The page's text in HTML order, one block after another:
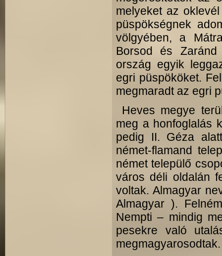
melyeket az
püspökségnek
völgyében, a
Borsod és
ország egyik
egri püspököket.
megmaradt az egri
Heves megye
meg a honfoglalás
pedig II. Géza
német-flamand
német települő
város déli oldalán
voltak. Almagyar
Almagyar ).
Nempti – mindig
pesekre való